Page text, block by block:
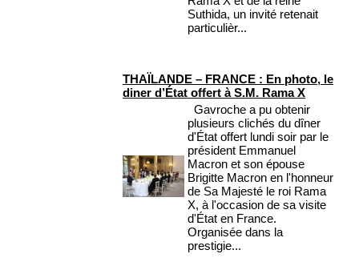
Suthida, un invité retenait
particulièr...
THAÏLANDE – FRANCE : En photo, le
diner d’État offert à S.M. Rama X
Gavroche a pu obtenir
plusieurs clichés du dîner
d'État offert lundi soir par le
président Emmanuel
Macron et son épouse
Brigitte Macron en l'honneur
de Sa Majesté le roi Rama
X, à l'occasion de sa visite
d'État en France.
Organisée dans la
prestigie...